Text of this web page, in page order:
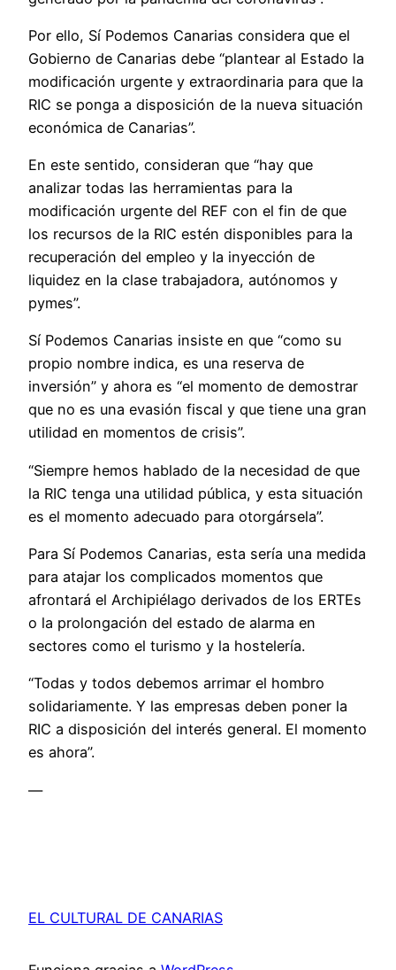
Por ello, Sí Podemos Canarias considera que el
Gobierno de Canarias debe “plantear al Estado la
modificación urgente y extraordinaria para que la
RIC se ponga a disposición de la nueva situación
económica de Canarias”.
En este sentido, consideran que “hay que
analizar todas las herramientas para la
modificación urgente del REF con el fin de que
los recursos de la RIC estén disponibles para la
recuperación del empleo y la inyección de
liquidez en la clase trabajadora, autónomos y
pymes”.
Sí Podemos Canarias insiste en que “como su
propio nombre indica, es una reserva de
inversión” y ahora es “el momento de demostrar
que no es una evasión fiscal y que tiene una gran
utilidad en momentos de crisis”.
“Siempre hemos hablado de la necesidad de que
la RIC tenga una utilidad pública, y esta situación
es el momento adecuado para otorgársela”.
Para Sí Podemos Canarias, esta sería una medida
para atajar los complicados momentos que
afrontará el Archipiélago derivados de los ERTEs
o la prolongación del estado de alarma en
sectores como el turismo y la hostelería.
“Todas y todos debemos arrimar el hombro
solidariamente. Y las empresas deben poner la
RIC a disposición del interés general. El momento
es ahora”.
—
EL CULTURAL DE CANARIAS